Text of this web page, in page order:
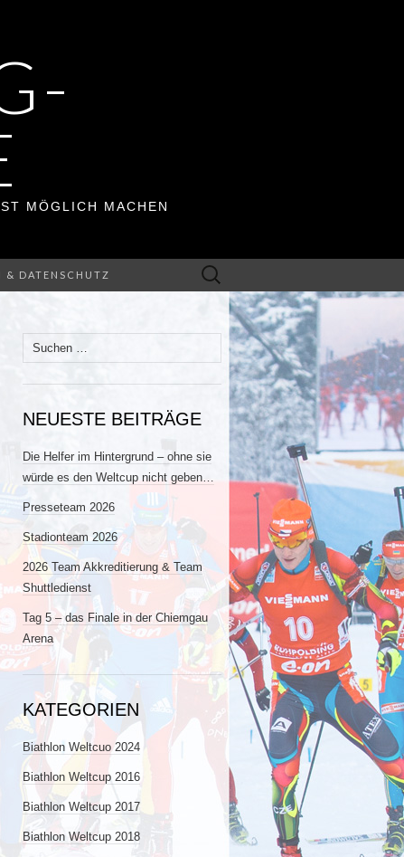
MÖGLICH MACHEN
& DATENSCHUTZ
Suchen
nach:
Suchen
nach:
NEUESTE BEITRÄGE
Die Helfer im Hintergrund – ohne sie
würde es den Weltcup nicht geben…
Presseteam 2026
Stadionteam 2026
2026 Team Akkreditierung & Team
Shuttledienst
Tag 5 – das Finale in der Chiemgau
Arena
KATEGORIEN
Biathlon Weltcuo 2024
Biathlon Weltcup 2016
Biathlon Weltcup 2017
Biathlon Weltcup 2018